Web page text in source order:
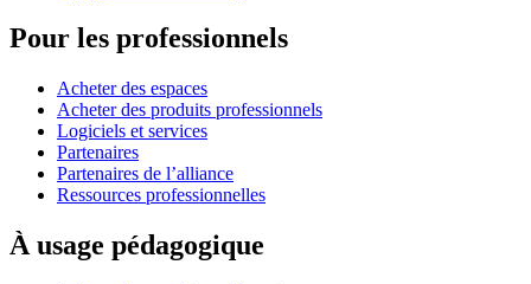
Pour les professionnels
Acheter des espaces
Acheter des produits professionnels
Logiciels et services
Partenaires
Partenaires de l’alliance
Ressources professionnelles
À usage pédagogique